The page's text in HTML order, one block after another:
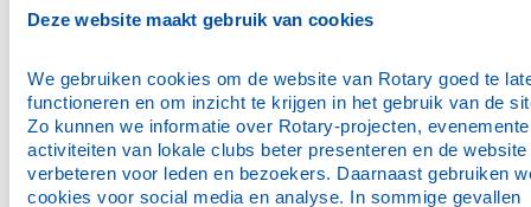
Deze website maakt gebruik van cookies
We gebruiken cookies om de website van Rotary goed te
functioneren en om inzicht te krijgen in het gebruik van de
Zo kunnen we informatie over Rotary-projecten,
activiteiten van lokale clubs beter presenteren en de website
verbeteren voor leden en bezoekers. Daarnaast gebruiken
cookies voor social media en analyse. In sommige gevallen
1590 $1,481 $10,000
1610
$18,255 $25,000
$43,255
TOTAL NL
$80,773 $62,000 $142,773